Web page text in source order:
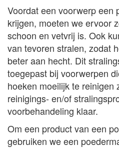
Voordat een voorwerp een
krijgen, moeten we ervoor
schoon en vetvrij is. Ook
van tevoren stralen, zodat
beter aan hecht. Dit
toegepast bij voorwerpen
hoeken moeilijk te reinigen
reinigings- en/of
voorbehandeling klaar.
Om een product van een
gebruiken we een